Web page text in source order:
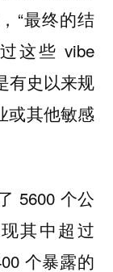
“最终的结
这些 vibe
有史以来规
或其他敏感
5600 个公
其中超过
个暴露的